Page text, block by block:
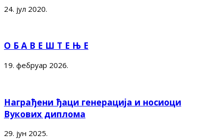
24. јул 2020.
О Б А В Е Ш Т Е Њ Е
19. фебруар 2026.
Награђени ђаци генерација и носиоци
Вукових диплома
29. јун 2025.